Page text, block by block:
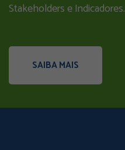
Stakeholders e Indicadores.
SAIBA MAIS